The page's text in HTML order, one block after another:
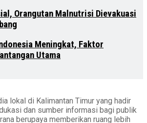
Orangutan Malnutrisi Dievakuasi
Meningkat, Faktor
Utama
lokal di Kalimantan Timur yang hadir
dan sumber informasi bagi publik
berupaya memberikan ruang lebih